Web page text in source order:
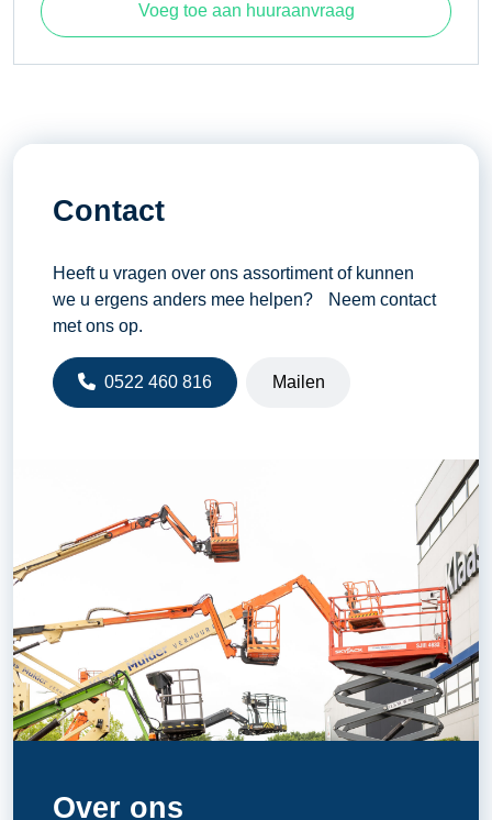
Voeg toe aan huuraanvraag
Contact
Heeft u vragen over ons assortiment of kunnen
we u ergens anders mee helpen? Neem contact
met ons op.
0522 460 816 Mailen
Over ons